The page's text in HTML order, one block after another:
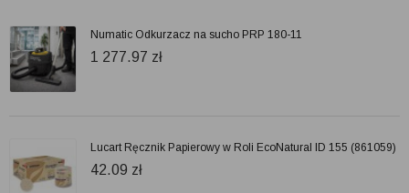
Numatic Odkurzacz na sucho PRP 180-11
1 277.97 zł
Lucart Ręcznik Papierowy w Roli EcoNatural ID 155 (861059)
42.09 zł